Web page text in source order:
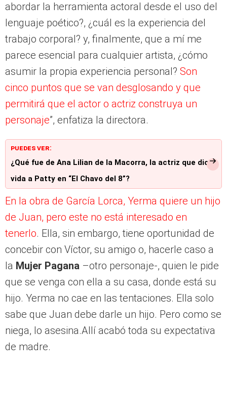
abordar la herramienta actoral desde el uso del
lenguaje poético?, ¿cuál es la experiencia del
trabajo corporal? y, finalmente, que a mí me
parece esencial para cualquier artista, ¿cómo
asumir la propia experiencia personal? Son
cinco puntos que se van desglosando y que
permitirá que el actor o actriz construya un
personaje”, enfatiza la directora.
PUEDES VER:
¿Qué fue de Ana Lilian de la Macorra, la actriz que dio
vida a Patty en “El Chavo del 8”?
En la obra de García Lorca, Yerma quiere un hijo
de Juan, pero este no está interesado en
tenerlo. Ella, sin embargo, tiene oportunidad de
concebir con Víctor, su amigo o, hacerle caso a
la Mujer Pagana –otro personaje-, quien le pide
que se venga con ella a su casa, donde está su
hijo. Yerma no cae en las tentaciones. Ella solo
sabe que Juan debe darle un hijo. Pero como se
niega, lo asesina.Allí acabó toda su expectativa
de madre.